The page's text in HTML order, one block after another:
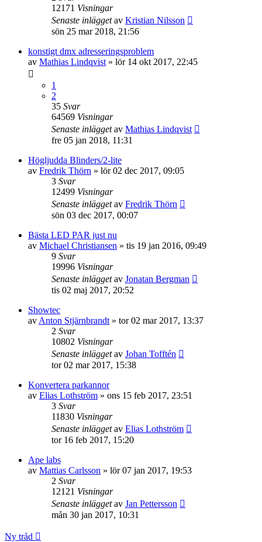
12171 Visningar
Senaste inläggetav Kristian Nilsson
sön 25 mar 2018, 21:56
konstigt dmx adresseringsproblem
av Mathias Lindqvist » lör 14 okt 2017, 22:45
1
2
35 Svar
64569 Visningar
Senaste inläggetav Mathias Lindqvist
fre 05 jan 2018, 11:31
Högljudda Blinders/2-lite
av Fredrik Thörn » lör 02 dec 2017, 09:05
3 Svar
12499 Visningar
Senaste inläggetav Fredrik Thörn
sön 03 dec 2017, 00:07
Bästa LED PAR just nu
av Michael Christiansen » tis 19 jan 2016, 09:49
9 Svar
19996 Visningar
Senaste inläggetav Jonatan Bergman
tis 02 maj 2017, 20:52
Showtec
av Anton Stjärnbrandt » tor 02 mar 2017, 13:37
2 Svar
10802 Visningar
Senaste inläggetav Johan Tofftén
tor 02 mar 2017, 15:38
Konvertera parkannor
av Elias Lothström » ons 15 feb 2017, 23:51
3 Svar
11830 Visningar
Senaste inläggetav Elias Lothström
tor 16 feb 2017, 15:20
Ape labs
av Mattias Carlsson » lör 07 jan 2017, 19:53
2 Svar
12121 Visningar
Senaste inläggetav Jan Pettersson
mån 30 jan 2017, 10:31
Ny tråd